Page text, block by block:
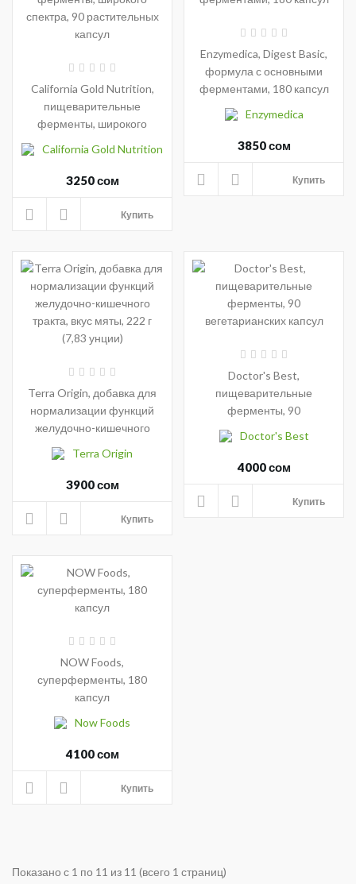
California Gold Nutrition,
пищеварительные
ферменты, широкого
спектра, 90 растительных
California Gold Nutrition
3250 сом
Купить
Enzymedica, Digest Basic,
формула с основными
ферментами, 180 капсул
Enzymedica
3850 сом
Купить
Terra Origin, добавка для
нормализации функций
желудочно-кишечного
тракта, вкус мяты, 222 г
(7,83 унции)
Terra Origin
3900 сом
Купить
Doctor's Best,
пищеварительные
ферменты, 90
вегетарианских капсул
Doctor's Best
4000 сом
Купить
NOW Foods,
суперферменты, 180
капсул
Now Foods
4100 сом
Купить
Показано с 1 по 11 из 11 (всего 1 страниц)